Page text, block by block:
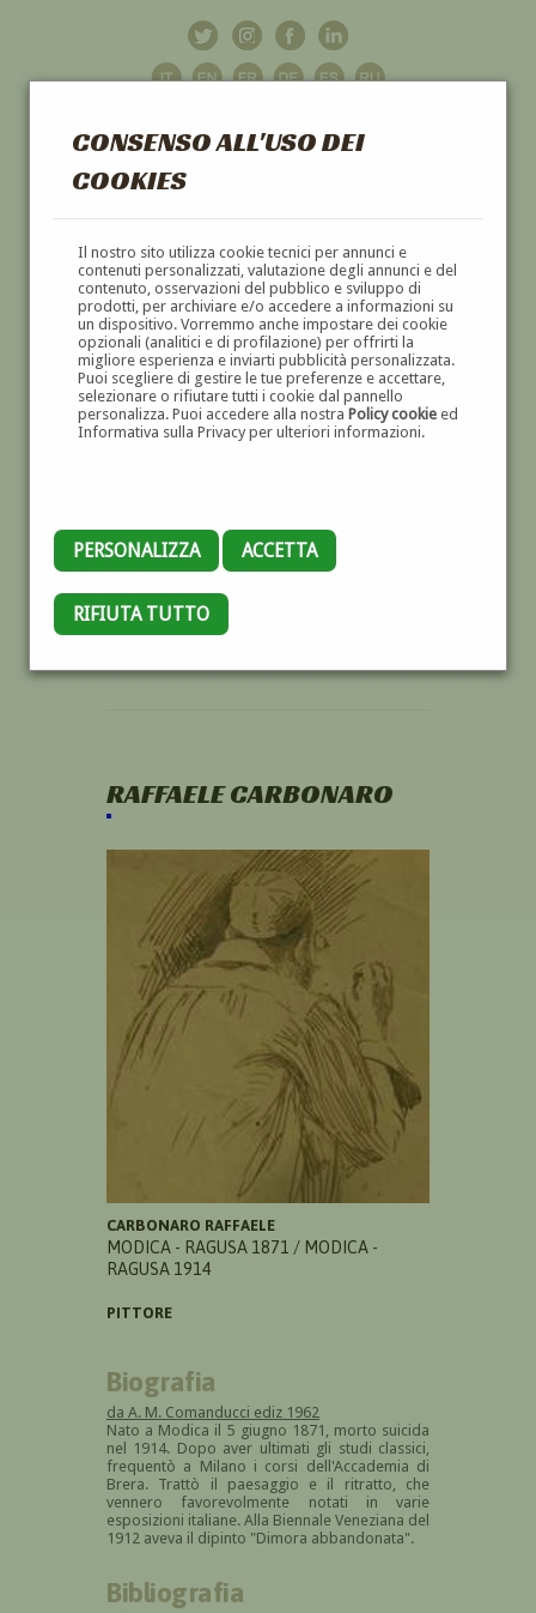
CONSENSO ALL'USO DEI
COOKIES
Il nostro sito utilizza cookie tecnici per annunci e
contenuti personalizzati, valutazione degli annunci e del
contenuto, osservazioni del pubblico e sviluppo di
prodotti, per archiviare e/o accedere a informazioni su
un dispositivo. Vorremmo anche impostare dei cookie
opzionali (analitici e di profilazione) per offrirti la
migliore esperienza e inviarti pubblicità personalizzata.
Puoi scegliere di gestire le tue preferenze e accettare,
selezionare o rifiutare tutti i cookie dal pannello
personalizza. Puoi accedere alla nostra Policy cookieed
Informativa sulla Privacy per ulteriori informazioni.
PERSONALIZZA ACCETTA
RIFIUTA TUTTO
GALLERIAD'ARTE
DIPINTI E SCULTURE '800 E '900
RAFFAELE CARBONARO
CARBONARO RAFFAELE
MODICA - RAGUSA 1871 / MODICA -
RAGUSA 1914
PITTORE
Biografia
da A. M. Comanducci ediz 1962
Nato a Modica il 5 giugno 1871, morto suicida
nel 1914. Dopo aver ultimati gli studi classici,
frequentò a Milano i corsi dell'Accademia di
Brera. Trattò il paesaggio e il ritratto, che
vennero favorevolmente notati in varie
esposizioni italiane. Alla Biennale Veneziana del
1912 aveva il dipinto "Dimora abbandonata".
Bibliografia